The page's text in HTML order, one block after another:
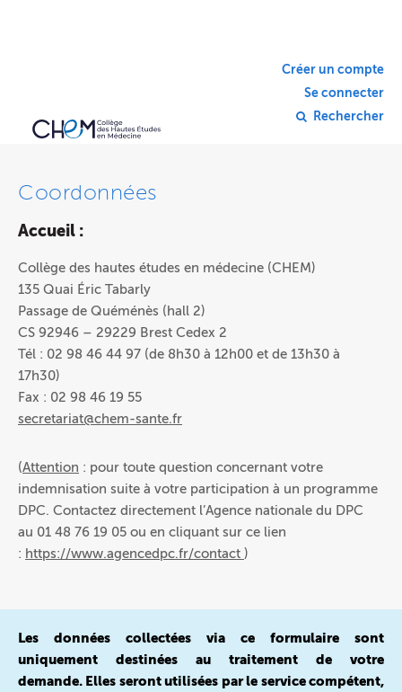
Créer un compte
Se connecter
Rechercher
Coordonnées
Accueil :
Collège des hautes études en médecine (CHEM)
135 Quai Éric Tabarly
Passage de Quéménès (hall 2)
CS 92946 – 29229 Brest Cedex 2
Tél : 02 98 46 44 97 (de 8h30 à 12h00 et de 13h30 à
17h30)
Fax : 02 98 46 19 55
secretariat@chem-sante.fr
(Attention : pour toute question concernant votre
indemnisation suite à votre participation à un programme
DPC. Contactez directement l’Agence nationale du DPC
au 01 48 76 19 05 ou en cliquant sur ce lien
: https://www.agencedpc.fr/contact )
Les données collectées via ce formulaire sont
uniquement destinées au traitement de votre
demande. Elles seront utilisées par le service compétent,